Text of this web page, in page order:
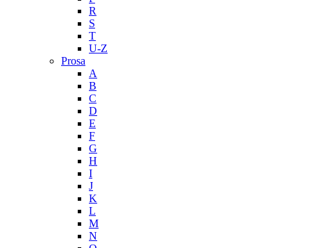
R
S
T
U-Z
Prosa
A
B
C
D
E
F
G
H
I
J
K
L
M
N